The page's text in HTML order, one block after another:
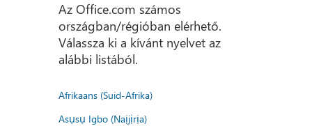
Az Office.com számos
országban/régióban elérhető.
Válassza ki a kívánt nyelvet az
alábbi listából.
Afrikaans (Suid-Afrika)
Asụsụ Igbo (Naịjịrịa)